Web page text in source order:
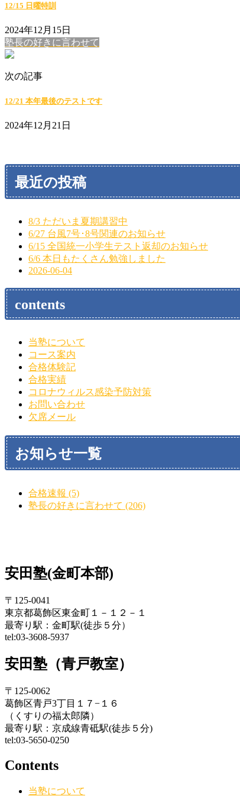
12/15 日曜特訓
2024年12月15日
塾長の好きに言わせて
次の記事
12/21 本年最後のテストです
2024年12月21日
最近の投稿
8/3 ただいま夏期講習中
6/27 台風7号･8号関連のお知らせ
6/15 全国統一小学生テスト返却のお知らせ
6/6 本日もたくさん勉強しました
2026-06-04
contents
当塾について
コース案内
合格体験記
合格実績
コロナウィルス感染予防対策
お問い合わせ
欠席メール
お知らせ一覧
合格速報 (5)
塾長の好きに言わせて (206)
安田塾(金町本部)
〒125-0041
東京都葛飾区東金町１－１２－１
最寄り駅：金町駅(徒歩５分）
tel:03-3608-5937
安田塾（青戸教室）
〒125-0062
葛飾区青戸3丁目１７−１６
（くすりの福太郎隣）
最寄り駅：京成線青砥駅(徒歩５分)
tel:03-5650-0250
Contents
当塾について